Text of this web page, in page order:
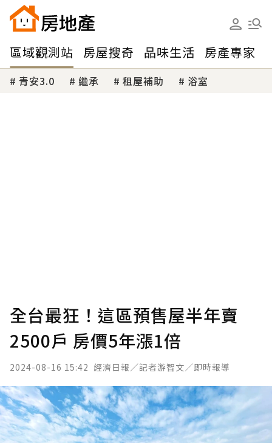
區域觀測站 房屋搜奇 品味生活 房產專家
青安3.0 繼承 租屋補助 浴室
全台最狂！這區預售屋半年賣
2500戶 房價5年漲1倍
2024-08-16 15:42 經濟日報／記者游智文／即時報導